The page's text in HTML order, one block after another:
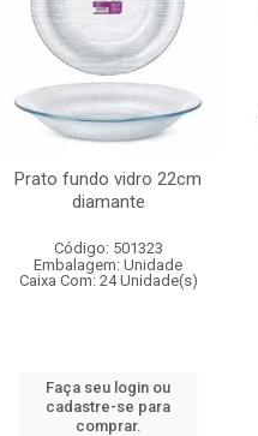
Prato fundo vidro 22cm
diamante
Código: 501323
Embalagem: Unidade
Caixa Com: 24 Unidade(s)
Faça seu login ou
cadastre-se para
comprar.